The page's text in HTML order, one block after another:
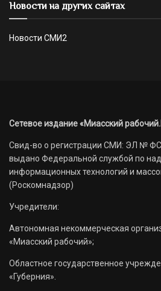
Новости на других сайтах
Новости СМИ2
Сетевое издание «Миасский
Свид-во о регистрации СМИ: ЭЛ № ФС
выдано Федеральной службой по
информационных технологий и
(Роскомнадзор)
Учредители:
Автономная некоммерческая
«Миасский рабочий»;
Областное государственное
«Губерния».